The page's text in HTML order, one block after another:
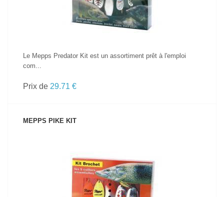
Le Mepps Predator Kit est un assortiment prêt à l'emploi
com...
Prix de 29.71 €
MEPPS PIKE KIT
VOIR LE PRODUIT